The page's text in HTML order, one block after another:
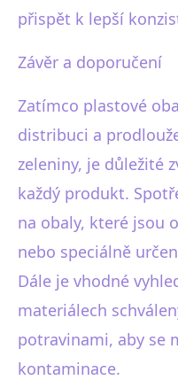
přispět k lepší
Závěr a doporučení
Zatímco plastové
distribuci a
zeleniny, je důležité
každý produkt.
na obaly, které jsou
nebo speciálně
Dále je vhodné
materiálech
potravinami, aby se
kontaminace.